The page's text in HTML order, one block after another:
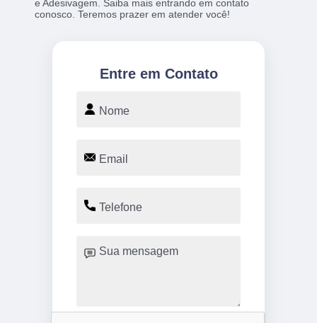
e Adesivagem. Saiba mais entrando em contato
conosco. Teremos prazer em atender você!
Entre em Contato